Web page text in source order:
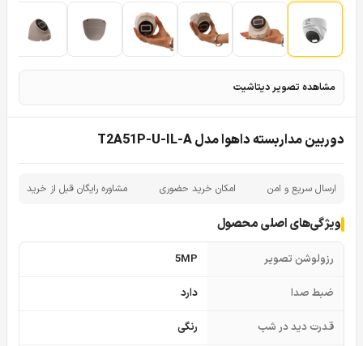
مشاهده تصویر دیتاشیت
دوربین مداربسته داهوا مدل T2A51P-U-IL-A
ارسال سریع و امن امکان خرید حضوری مشاوره رایگان قبل از خرید
ویژگی‌های اصلی محصول
رزولوشن تصویر 5MP
ضبط صدا دارد
قدرت دید در شب رنگی